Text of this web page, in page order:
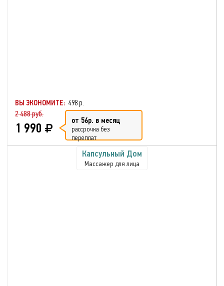
ВЫ ЭКОНОМИТЕ: 498 р.
2 488 руб.
1 990 от 56р. в месяц
рассрочка без
переплат
Капсульный Дом
Массажер для лица